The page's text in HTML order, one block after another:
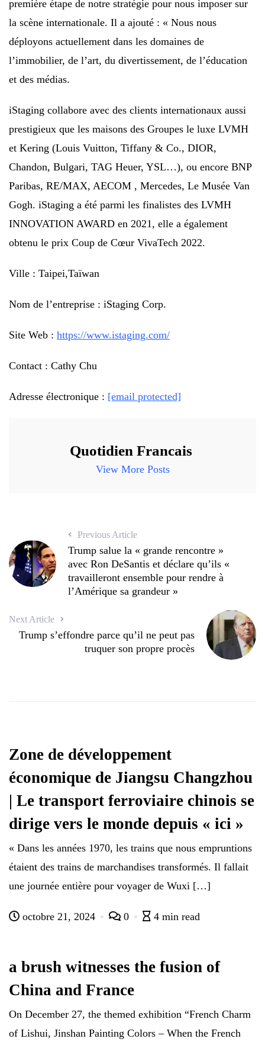
première étape de notre stratégie pour nous imposer sur
la scène internationale. Il a ajouté : « Nous nous
déployons actuellement dans les domaines de
l’immobilier, de l’art, du divertissement, de l’éducation
et des médias.
iStaging collabore avec des clients internationaux aussi
prestigieux que les maisons des Groupes le luxe LVMH
et Kering (Louis Vuitton, Tiffany & Co., DIOR,
Chandon, Bulgari, TAG Heuer, YSL…), ou encore BNP
Paribas, RE/MAX, AECOM , Mercedes, Le Musée Van
Gogh. iStaging a été parmi les finalistes des LVMH
INNOVATION AWARD en 2021, elle a également
obtenu le prix Coup de Cœur VivaTech 2022.
Ville : Taipei,Taïwan
Nom de l’entreprise : iStaging Corp.
Site Web : https://www.istaging.com/
Contact : Cathy Chu
Adresse électronique : [email protected]
Quotidien Francais
View More Posts
Previous Article
Trump salue la « grande rencontre »
avec Ron DeSantis et déclare qu’ils «
travailleront ensemble pour rendre à
l’Amérique sa grandeur »
Next Article
Trump s’effondre parce qu’il ne peut pas
truquer son propre procès
Zone de développement
économique de Jiangsu Changzhou
| Le transport ferroviaire chinois se
dirige vers le monde depuis « ici »
« Dans les années 1970, les trains que nous empruntions
étaient des trains de marchandises transformés. Il fallait
une journée entière pour voyager de Wuxi […]
octobre 21, 2024 0 4 min read
a brush witnesses the fusion of
China and France
On December 27, the themed exhibition “French Charm
of Lishui, Jinshan Painting Colors – When the French